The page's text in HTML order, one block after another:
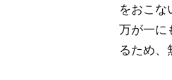
をおこな
万が一に
るため、